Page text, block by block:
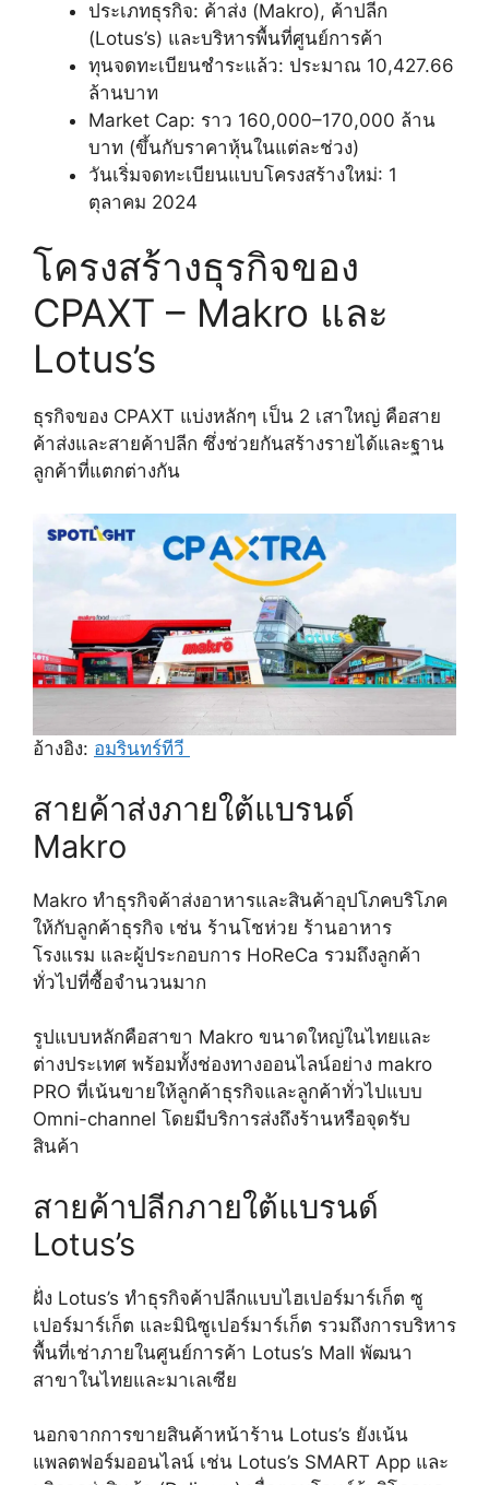
ประเภทธุรกิจ: ค้าส่ง (Makro), ค้าปลีก
(Lotus’s) และบริหารพื้นที่ศูนย์การค้า
ทุนจดทะเบียนชำระแล้ว: ประมาณ 10,427.66
ล้านบาท
Market Cap: ราว 160,000–170,000 ล้าน
บาท (ขึ้นกับราคาหุ้นในแต่ละช่วง)
วันเริ่มจดทะเบียนแบบโครงสร้างใหม่: 1
ตุลาคม 2024
โครงสร้างธุรกิจของ
CPAXT – Makro และ
Lotus’s
ธุรกิจของ CPAXT แบ่งหลักๆ เป็น 2 เสาใหญ่ คือสาย
ค้าส่งและสายค้าปลีก ซึ่งช่วยกันสร้างรายได้และฐาน
ลูกค้าที่แตกต่างกัน
อ้างอิง: อมรินทร์ทีวี
สายค้าส่งภายใต้แบรนด์
Makro
Makro ทำธุรกิจค้าส่งอาหารและสินค้าอุปโภคบริโภค
ให้กับลูกค้าธุรกิจ เช่น ร้านโชห่วย ร้านอาหาร
โรงแรม และผู้ประกอบการ HoReCa รวมถึงลูกค้า
ทั่วไปที่ซื้อจำนวนมาก
รูปแบบหลักคือสาขา Makro ขนาดใหญ่ในไทยและ
ต่างประเทศ พร้อมทั้งช่องทางออนไลน์อย่าง makro
PRO ที่เน้นขายให้ลูกค้าธุรกิจและลูกค้าทั่วไปแบบ
Omni-channel โดยมีบริการส่งถึงร้านหรือจุดรับ
สินค้า
สายค้าปลีกภายใต้แบรนด์
Lotus’s
ฝั่ง Lotus’s ทำธุรกิจค้าปลีกแบบไฮเปอร์มาร์เก็ต ซู
เปอร์มาร์เก็ต และมินิซูเปอร์มาร์เก็ต รวมถึงการบริหาร
พื้นที่เช่าภายในศูนย์การค้า Lotus’s Mall พัฒนา
สาขาในไทยและมาเลเซีย
นอกจากการขายสินค้าหน้าร้าน Lotus’s ยังเน้น
แพลตฟอร์มออนไลน์ เช่น Lotus’s SMART App และ